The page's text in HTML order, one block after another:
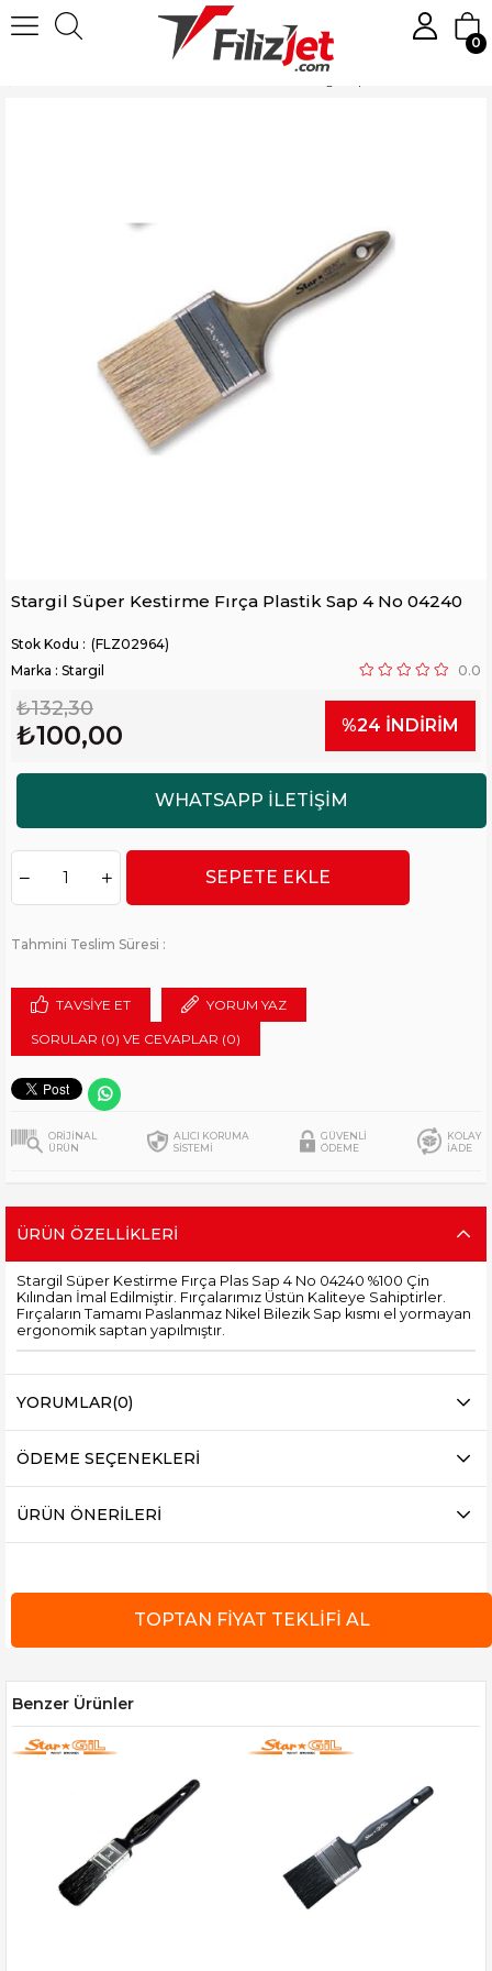
0
Stargil Süper Kestirme Fırça Plastik Sap 4 No 04240
(FLZ02964)
Marka : Stargil 0.0
₺132,30
₺100,00 %24 İNDIRIM
Tahmini Teslim Süresi :
TAVSIYE ET YORUM YAZ
SORULAR (0) VE CEVAPLAR (0)
ORİJİNAL
ÜRÜN
ALICI KORUMA
SİSTEMİ
GÜVENLİ
ÖDEME
KOLAY
İADE
ÜRÜN ÖZELLIKLERI
Stargil Süper Kestirme Fırça Plas Sap 4 No 04240 %100 Çin
Kılından İmal Edilmiştir. Fırçalarımız Üstün Kaliteye Sahiptirler.
Fırçaların Tamamı Paslanmaz Nikel Bilezik Sap kısmı el yormayan
ergonomik saptan yapılmıştır.
YORUMLAR(0)
ÖDEME SEÇENEKLERI
ÜRÜN ÖNERILERI
Benzer Ürünler